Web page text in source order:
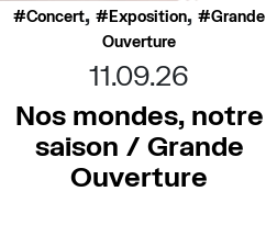
Concert, Exposition,
Grande
Ouverture
11.09.26
Nos mondes, notre
saison / Grande
Ouverture